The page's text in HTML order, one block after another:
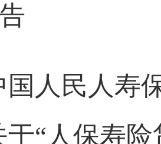
国人民人寿
于“人保寿